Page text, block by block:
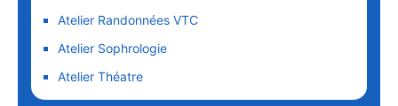
Atelier Randonnées VTC
Atelier Sophrologie
Atelier Théatre